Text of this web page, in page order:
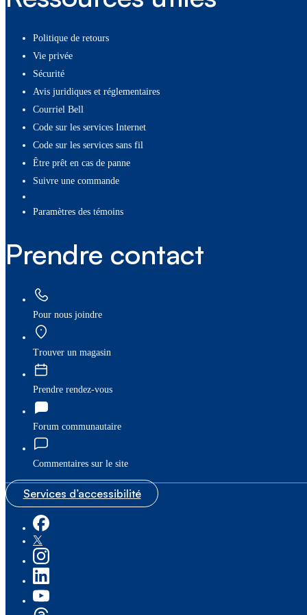
Politique de retours
Vie privée
Sécurité
Avis juridiques et réglementaires
Courriel Bell
Code sur les services Internet
Code sur les services sans fil
Être prêt en cas de panne
Suivre une commande
paramètres des témoins
Prendre contact
Pour nous joindre
Trouver un magasin
Prendre rendez-vous
Forum communautaire
Commentaires sur le site
Services d’accessibilité